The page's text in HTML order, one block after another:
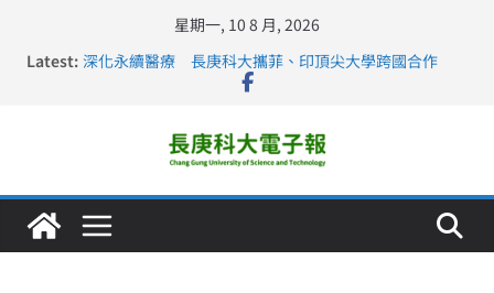
星期一, 10 8 月, 2026
Latest: 深化永續醫療 長庚科大攜菲、印頂尖大學跨國合作
長庚科大訪凱瑟醫療集團、美容學校收穫豐
仁德醫專與長庚科大締結策略聯盟 培育護理尖兵
長庚科大連四年穩居《遠見》醫學大學第5名 辦學實力再